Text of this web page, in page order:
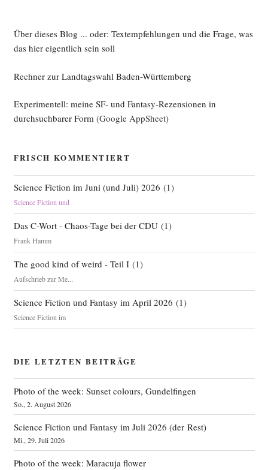
Über dieses Blog ... oder: Textempfehlungen und die Frage, was
das hier eigentlich sein soll
Rechner zur Landtagswahl Baden-Württemberg
Experimentell: meine SF- und Fantasy-Rezensionen in
durchsuchbarer Form(Google AppSheet)
FRISCH KOMMENTIERT
Science Fiction im Juni (und Juli) 2026 (1)
Science Fiction und
Das C-Wort - Chaos-Tage bei der CDU(1)
Frank Hamm
The good kind of weird - Teil I(1)
Aufschrieb zur Me...
Science Fiction und Fantasy im April 2026 (1)
Science Fiction im
DIE LETZTEN BEITRÄGE
Photo of the week: Sunset colours, Gundelfingen
So., 2. August 2026
Science Fiction und Fantasy im Juli 2026 (der Rest)
Mi., 29. Juli 2026
Photo of the week: Maracuja flower